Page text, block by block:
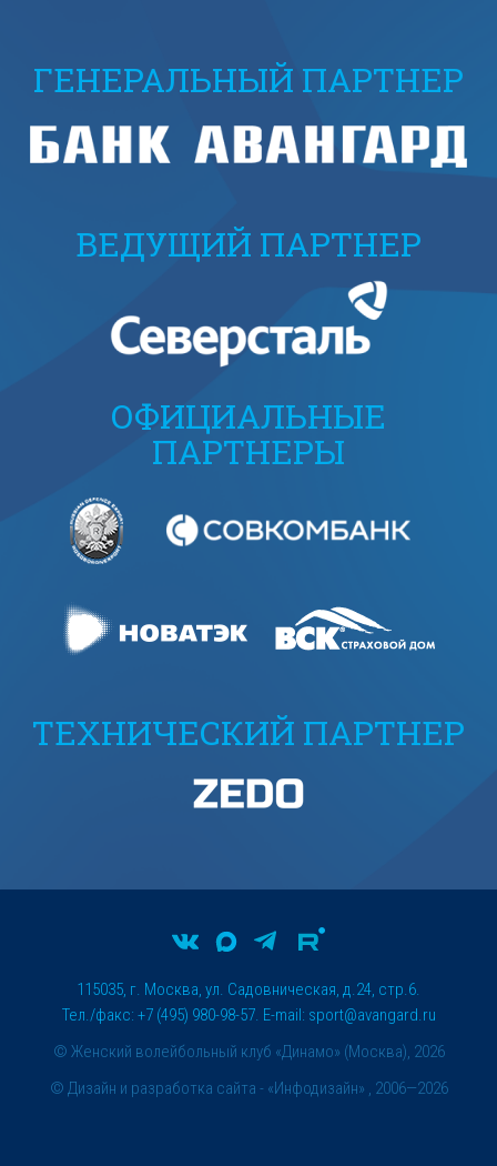
ГЕНЕРАЛЬНЫЙ ПАРТНЕР
ВЕДУЩИЙ ПАРТНЕР
ОФИЦИАЛЬНЫЕ
ПАРТНЕРЫ
ТЕХНИЧЕСКИЙ ПАРТНЕР
© Женский волейбольный клуб «Динамо» (Москва), 2026
115035, г. Москва, ул. Садовническая, д.24, стр.6.
Тел./факс: +7 (495) 980-98-57. E-mail: sport@avangard.ru
© Дизайн и разработка сайта - «Инфодизайн» , 2006—2026